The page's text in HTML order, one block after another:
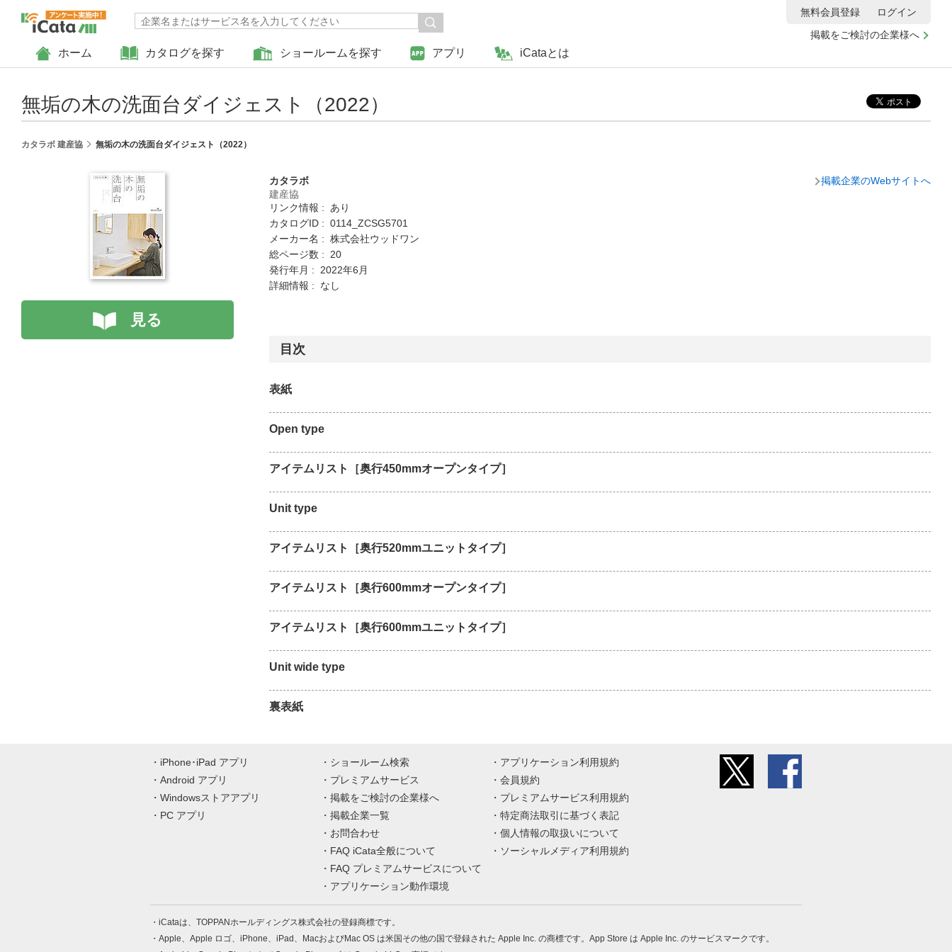
ホーム カタログを探す ショールームを探す アプリ iCataとは
掲載をご検討の企業様へ
無料会員登録 ログイン
無垢の木の洗面台ダイジェスト（2022）
カタラボ 建産協 無垢の木の洗面台ダイジェスト（2022）
見る
カタラボ
建産協
リンク情報 : あり
カタログID : 0114_ZCSG5701
メーカー名 : 株式会社ウッドワン
総ページ数 : 20
発行年月 : 2022年6月
詳細情報 : なし
掲載企業のWebサイトへ
目次
表紙
Open type
アイテムリスト［奥行450mmオープンタイプ］
Unit type
アイテムリスト［奥行520mmユニットタイプ］
アイテムリスト［奥行600mmオープンタイプ］
アイテムリスト［奥行600mmユニットタイプ］
Unit wide type
裏表紙
iPhone･iPad アプリ
Android アプリ
Windowsストアアプリ
PC アプリ
ショールーム検索
プレミアムサービス
掲載をご検討の企業様へ
掲載企業一覧
お問合わせ
FAQ iCata全般について
FAQ プレミアムサービスについて
アプリケーション動作環境
アプリケーション利用規約
会員規約
プレミアムサービス利用規約
特定商法取引に基づく表記
個人情報の取扱いについて
ソーシャルメディア利用規約
iCataは、TOPPANホールディングス株式会社の登録商標です。
Apple、Apple ロゴ、iPhone、iPad、MacおよびMac OS は米国その他の国で登録された Apple Inc. の商標です。App Store は Apple Inc. のサービスマークです。